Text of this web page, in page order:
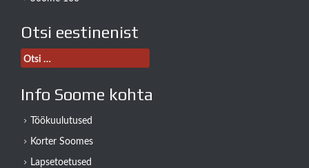
Otsi eestinenist
Otsi:
Info Soome kohta
Töökuulutused
Korter Soomes
Lapsetoetused